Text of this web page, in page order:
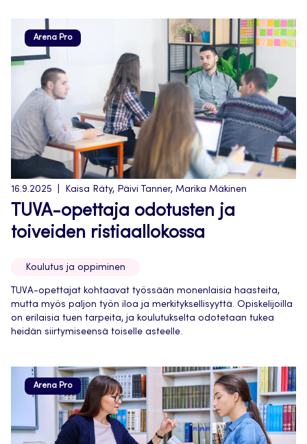
Arena Pro
16.9.2025 Kaisa Räty, Päivi Tanner, Marika Mäkinen
TUVA-opettaja odotusten ja
toiveiden ristiaallokossa
Koulutus ja oppiminen
TUVA-opettajat kohtaavat työssään monenlaisia haasteita,
mutta myös paljon työn iloa ja merkityksellisyyttä. Opiskelijoilla
on erilaisia tuen tarpeita, ja koulutukselta odotetaan tukea
heidän siirtymiseensä toiselle asteelle.
Arena Pro